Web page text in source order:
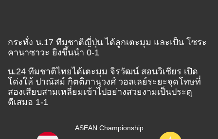
กระทั่ง น.17 ทีมชาติญี่ปุ่น ได้ลูกเตะมุม และเป็น โซระ
คานาซาวะ ยิงขึ้นนำ 0-1
น.24 ทีมชาติไทยได้เตะมุม จิรวัฒน์ สอนวิเชียร เปิด
โด่งให้ ปาณัสม์ กิตติภานุวงศ์ วอลเลย์ระยะจุดโทษที่
สองเสียบสามเหลี่ยมเข้าไปอย่างสวยงามเป็นประตู
ตีเสมอ 1-1
ASEAN Championship